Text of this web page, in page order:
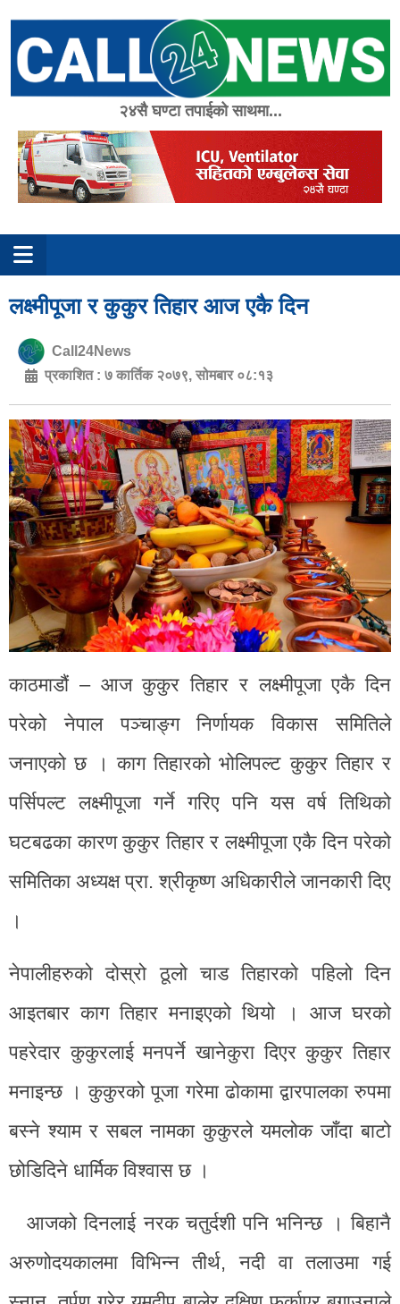
content
२४सै घण्टा तपाईको साथमा...
लक्ष्मीपूजा र कुकुर तिहार आज एकै दिन
Call24News
प्रकाशित : ७ कार्तिक २०७९, सोमबार ०८:१३
काठमाडौं – आज कुकुर तिहार र लक्ष्मीपूजा एकै दिन
परेको नेपाल पञ्चाङ्ग निर्णायक विकास समितिले
जनाएको छ । काग तिहारको भोलिपल्ट कुकुर तिहार र
पर्सिपल्ट लक्ष्मीपूजा गर्ने गरिए पनि यस वर्ष तिथिको
घटबढका कारण कुकुर तिहार र लक्ष्मीपूजा एकै दिन परेको
समितिका अध्यक्ष प्रा. श्रीकृष्ण अधिकारीले जानकारी दिए
।
नेपालीहरुको दोस्रो ठूलो चाड तिहारको पहिलो दिन
आइतबार काग तिहार मनाइएको थियो । आज घरको
पहरेदार कुकुरलाई मनपर्ने खानेकुरा दिएर कुकुर तिहार
मनाइन्छ । कुकुरको पूजा गरेमा ढोकामा द्वारपालका रुपमा
बस्ने श्याम र सबल नामका कुकुरले यमलोक जाँदा बाटो
छोडिदिने धार्मिक विश्वास छ ।
आजको दिनलाई नरक चतुर्दशी पनि भनिन्छ । बिहानै
अरुणोदयकालमा विभिन्न तीर्थ, नदी वा तलाउमा गई